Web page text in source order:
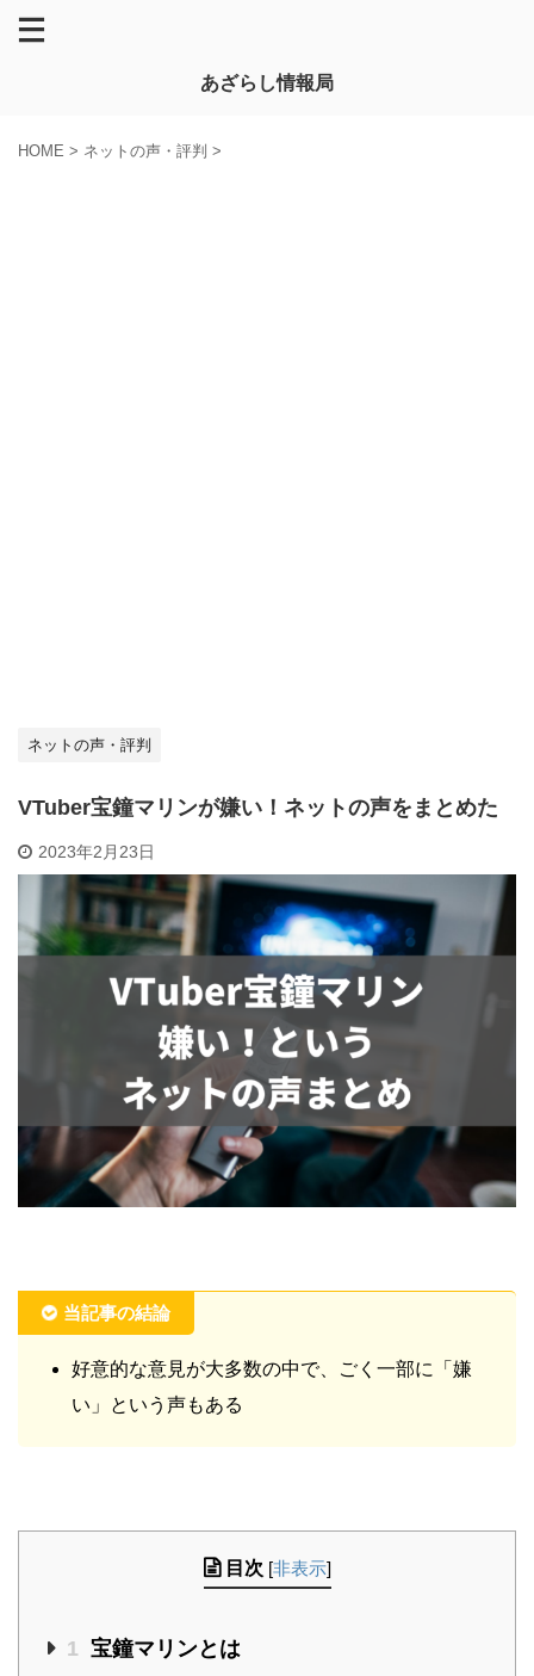
あざらし情報局
HOME > ネットの声・評判 >
ネットの声・評判
VTuber宝鐘マリンが嫌い！ネットの声をまとめた
2023年2月23日
当記事の結論
好意的な意見が大多数の中で、ごく一部に「嫌
い」という声もある
目次 [非表示]
1 宝鐘マリンとは